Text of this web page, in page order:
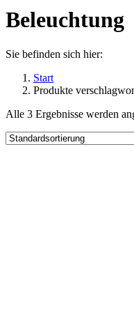
Beleuchtung
Sie befinden sich hier:
Start
Produkte
Alle 3 Ergebnisse werden